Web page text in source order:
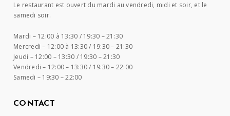
Le restaurant est ouvert du mardi au vendredi, midi et soir, et le
samedi soir.
Mardi – 12:00 à 13:30 / 19:30 – 21:30
Mercredi – 12:00 à 13:30 / 19:30 – 21:30
Jeudi – 12:00 – 13:30 / 19:30 – 21:30
Vendredi – 12:00 – 13:30 / 19:30 – 22:00
Samedi – 19:30 – 22:00
CONTACT